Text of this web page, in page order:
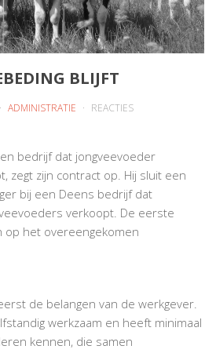
BLIJFT
ADMINISTRATIE
REACTIES
bedrijf dat jongveevoeder
zegt zijn contract op. Hij sluit een
bij een Deens bedrijf dat
verkoopt. De eerste
op het overeengekomen
de belangen van de werkgever.
werkzaam en heeft minimaal
kennen, die samen